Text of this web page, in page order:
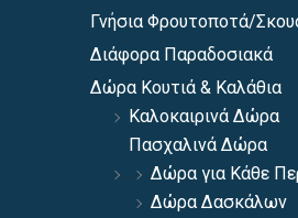
Γνήσια Φρουτοποτά/
Διάφορα Παραδοσιακά
Δώρα Κουτιά & Καλάθια
Καλοκαιρινά Δώρα
Πασχαλινά Δώρα
Δώρα για Κάθε
Δώρα Δασκάλων